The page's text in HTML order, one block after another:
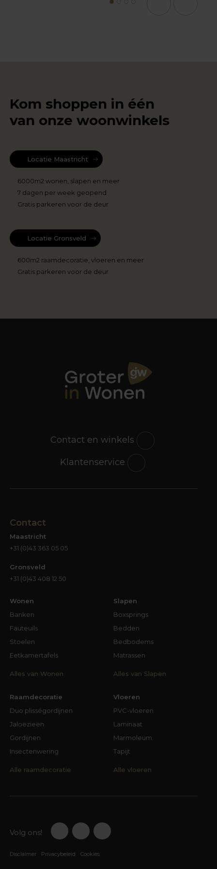
1 2 3 4
Kom shoppen in één
van onze woonwinkels
Locatie Maastricht
6000m2 wonen, slapen en meer
7 dagen per week geopend
Gratis parkeren voor de deur
Locatie Gronsveld
600m2 raamdecoratie, vloeren en meer
Gratis parkeren voor de deur
Contact en winkels
Klantenservice
Contact
Maastricht
+31 (0)43 363 05 05
Gronsveld
+31 (0)43 408 12 50
Wonen
Banken
Fauteuils
Stoelen
Eetkamertafels
Alles van Wonen
Slapen
Boxsprings
Bedden
Bedbodems
Matrassen
Alles van Slapen
Raamdecoratie
Duo plisségordijnen
Jaloezieën
Gordijnen
Insectenwering
Alle raamdecoratie
Vloeren
PVC-vloeren
Laminaat
Marmoleum
Tapijt
Alle vloeren
Volg ons!
Disclaimer Privacybeleid Cookies